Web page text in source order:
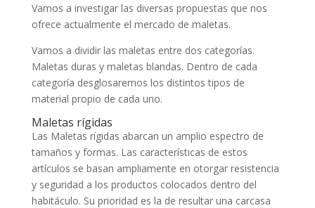
Vamos a investigar las diversas propuestas que nos
ofrece actualmente el mercado de maletas.
Vamos a dividir las maletas entre dos categorías.
Maletas duras y maletas blandas. Dentro de cada
categoría desglosaremos los distintos tipos de
material propio de cada uno.
Maletas rígidas
Las Maletas rígidas abarcan un amplio espectro de
tamaños y formas. Las características de estos
artículos se basan ampliamente en otorgar resistencia
y seguridad a los productos colocados dentro del
habitáculo. Su prioridad es la de resultar una carcasa